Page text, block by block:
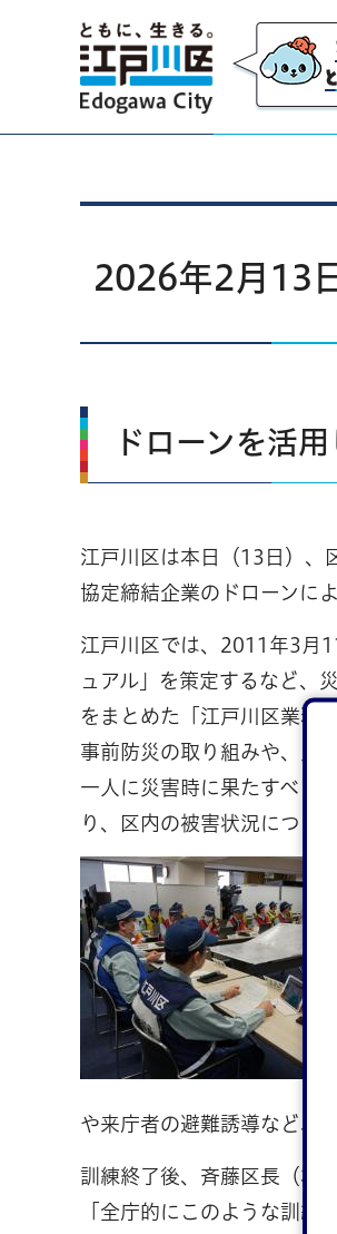
江戸川区
2026年2月13
ドローンを活
江戸川区は本日（13日）、
協定締結企業のドローンに
江戸川区では、2011年3月
ュアル」を策定するなど、
をまとめた「江戸川区業務
事前防災の取り組みや、災
一人に災害時に果たすべき
り、区内の被害状況につい
や来庁者の避難誘導など、
訓練終了後、斉藤区長（本
「全庁的にこのような訓練